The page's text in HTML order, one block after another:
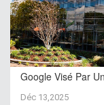
Google Visé Par
Déc 13,2025